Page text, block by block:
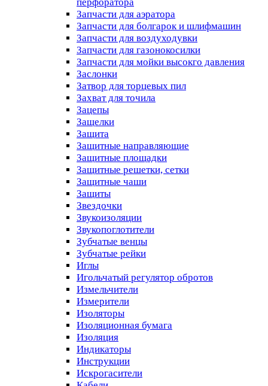
Запчасти для аэратора
Запчасти для болгарок и шлифмашин
Запчасти для воздуходувки
Запчасти для газонокосилки
Запчасти для мойки высокго давления
Заслонки
Затвор для торцевых пил
Захват для точила
Зацепы
Защелки
Защита
Защитные направляющие
Защитные площадки
Защитные решетки, сетки
Защитные чаши
Защиты
Звездочки
Звукоизоляции
Звукопоглотители
Зубчатые венцы
Зубчатые рейки
Иглы
Игольчатый регулятор обротов
Измельчители
Измерители
Изоляторы
Изоляционная бумага
Изоляция
Индикаторы
Инструкции
Искрогасители